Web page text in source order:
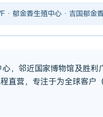
· 郁金香生殖中心 · 吉国郁金
，邻近国家博物馆及胜
直营，专注于为全球客户